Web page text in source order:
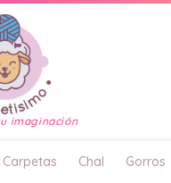
imaginación
Carpetas Chal Gorros